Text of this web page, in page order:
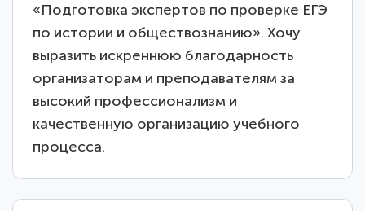
«Подготовка экспертов по проверке ЕГЭ
по истории и обществознанию». Хочу
выразить искреннюю благодарность
организаторам и преподавателям за
высокий профессионализм и
качественную организацию учебного
процесса.